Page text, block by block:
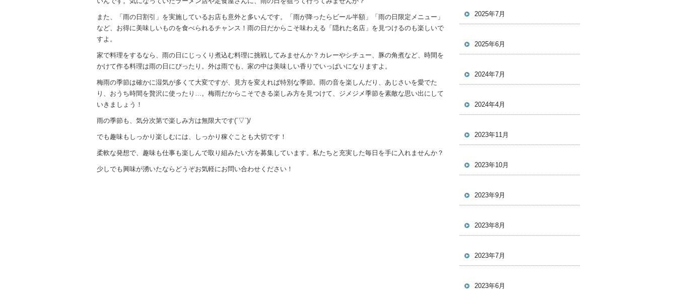
また、「雨の日割引」を実施しているお店も意外と多いんです。「雨が降ったらビール半額」「雨の日限定メニュー」
など、お得に美味しいものを食べられるチャンス！雨の日だからこそ味わえる「隠れた名店」を見つけるのも楽しいで
すよ。
家で料理をするなら、雨の日にじっくり煮込む料理に挑戦してみませんか？カレーやシチュー、豚の角煮など、時間を
かけて作る料理は雨の日にぴったり。外は雨でも、家の中は美味しい香りでいっぱいになりますよ。
梅雨の季節は確かに湿気が多くて大変ですが、見方を変えれば特別な季節。雨の音を楽しんだり、あじさいを愛でた
り、おうち時間を贅沢に使ったり…。梅雨だからこそできる楽しみ方を見つけて、ジメジメ季節を素敵な思い出にして
いきましょう！
雨の季節も、気分次第で楽しみ方は無限大です(´▽`)/
でも趣味もしっかり楽しむには、しっかり稼ぐことも大切です！
柔軟な発想で、趣味も仕事も楽しんで取り組みたい方を募集しています。私たちと充実した毎日を手に入れませんか？
少しでも興味が湧いたならどうぞお気軽にお問い合わせください！
2025年7月
2025年6月
2024年7月
2024年4月
2023年11月
2023年10月
2023年9月
2023年8月
2023年7月
2023年6月